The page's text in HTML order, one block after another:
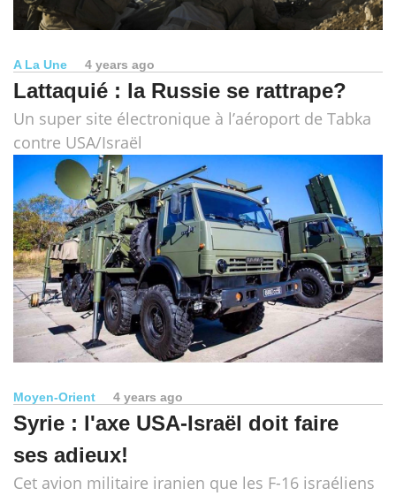
A La Une 4 years ago
Lattaquié : la Russie se rattrape?
Un super site électronique à l’aéroport de Tabka
contre USA/Israël
Moyen-Orient 4 years ago
Syrie : l'axe USA-Israël doit faire
ses adieux!
Cet avion militaire iranien que les F-16 israéliens